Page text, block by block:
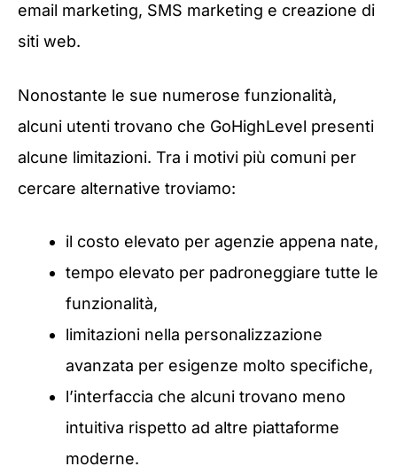
email marketing, SMS marketing e creazione di
siti web.
Nonostante le sue numerose funzionalità,
alcuni utenti trovano che GoHighLevel presenti
alcune limitazioni. Tra i motivi più comuni per
cercare alternative troviamo:
il costo elevato per agenzie appena nate,
tempo elevato per padroneggiare tutte le
funzionalità,
limitazioni nella personalizzazione
avanzata per esigenze molto specifiche,
l’interfaccia che alcuni trovano meno
intuitiva rispetto ad altre piattaforme
moderne.